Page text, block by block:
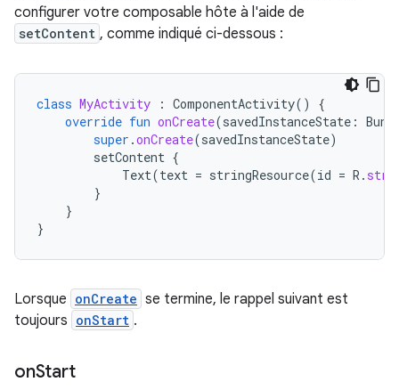
configurer votre composable hôte à l'aide de
setContent , comme indiqué ci-dessous :
class MyActivity : ComponentActivity()
{
override fun onCreate(savedInstanceState :
super .onCreate(savedInstanceState)
setContent {
Text(text = stringResource(id = R .
}
}
}
Lorsque onCreate se termine, le rappel suivant est
toujours onStart .
onStart